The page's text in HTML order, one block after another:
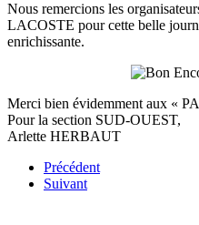
Nous remercions les
LACOSTE pour cette belle
enrichissante.
Merci bien évidemment aux «
Pour la section SUD-OUEST,
Arlette HERBAUT
Précédent
Suivant